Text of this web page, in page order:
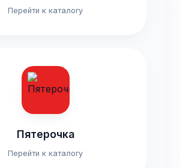
Перейти к каталогу
Пятерочка
Перейти к каталогу